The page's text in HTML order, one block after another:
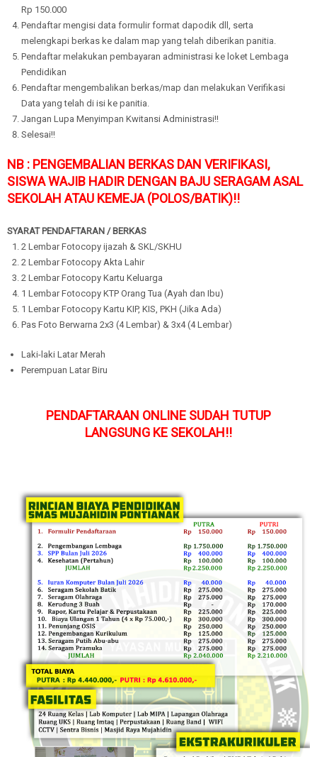
Rp 150.000
Pendaftar mengisi data formulir format dapodik dll, serta
melengkapi berkas ke dalam map yang telah diberikan panitia.
Pendaftar melakukan pembayaran administrasi ke loket Lembaga
Pendidikan
Pendaftar mengembalikan berkas/map dan melakukan Verifikasi
Data yang telah di isi ke panitia.
Jangan Lupa Menyimpan Kwitansi Administrasi!!
Selesai!!
NB : PENGEMBALIAN BERKAS DAN VERIFIKASI,
SISWA WAJIB HADIR DENGAN BAJU SERAGAM ASAL
SEKOLAH ATAU KEMEJA (POLOS/BATIK)!!
SYARAT PENDAFTARAN / BERKAS
2 Lembar Fotocopy ijazah & SKL/SKHU
2 Lembar Fotocopy Akta Lahir
2 Lembar Fotocopy Kartu Keluarga
1 Lembar Fotocopy KTP Orang Tua (Ayah dan Ibu)
1 Lembar Fotocopy Kartu KIP, KIS, PKH (Jika Ada)
Pas Foto Berwarna 2x3 (4 Lembar) & 3x4 (4 Lembar)
Laki-laki Latar Merah
Perempuan Latar Biru
PENDAFTARAAN ONLINE SUDAH TUTUP
LANGSUNG KE SEKOLAH!!